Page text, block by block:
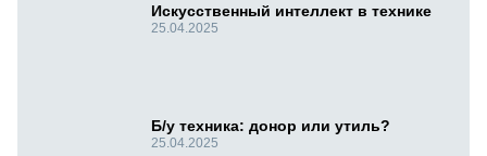
Искусственный интеллект в технике
25.04.2025
Б/у техника: донор или утиль?
25.04.2025